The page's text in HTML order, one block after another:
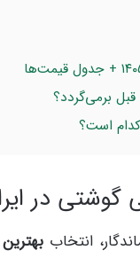
برمی‌گردد؟
است؟
در
انتخاب